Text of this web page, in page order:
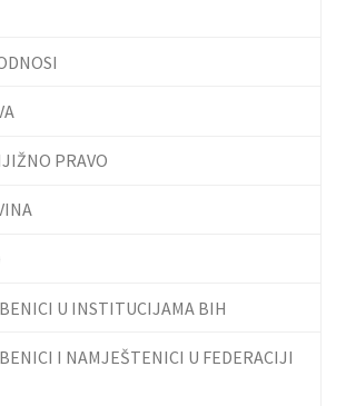
PRAVO
U INSTITUCIJAMA BIH
I NAMJEŠTENICI U FEDERACIJI